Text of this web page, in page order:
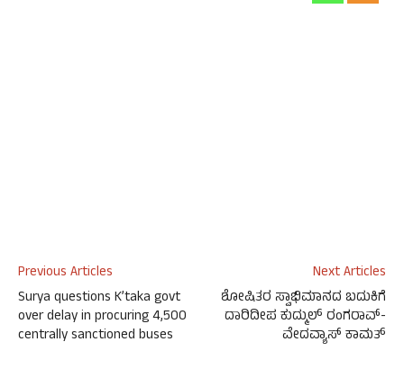
Previous Articles
Surya questions K’taka govt
over delay in procuring 4,500
centrally sanctioned buses
Next Articles
ಶೋಷಿತರ ಸ್ವಾಭಿಮಾನದ ಬದುಕಿಗೆ
ದಾರಿದೀಪ ಕುದ್ಮುಲ್ ರಂಗರಾವ್-
ವೇದವ್ಯಾಸ್ ಕಾಮತ್